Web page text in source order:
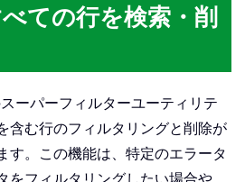
ての行を検索・削
ーパーフィルターユーティリテ
含む行のフィルタリングと削除が
す。この機能は、特定のエラータ
をフィルタリングしたい場合や、